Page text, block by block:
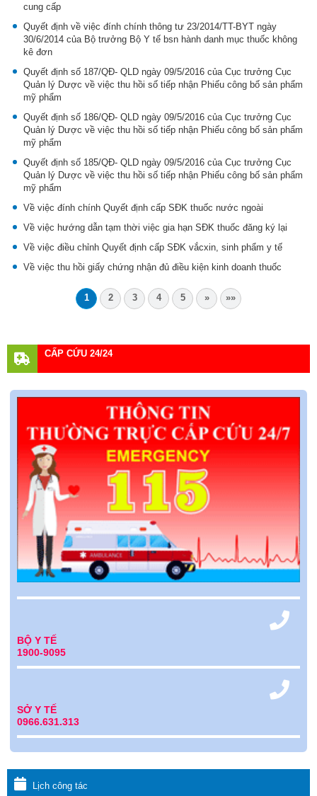
cung cấp
Quyết định về việc đính chính thông tư 23/2014/TT-BYT ngày
30/6/2014 của Bộ trưởng Bộ Y tế bsn hành danh mục thuốc không
kê đơn
Quyết định số 187/QĐ- QLD ngày 09/5/2016 của Cục trưởng Cục
Quản lý Dược về việc thu hồi số tiếp nhận Phiếu công bố sản phẩm
mỹ phẩm
Quyết định số 186/QĐ- QLD ngày 09/5/2016 của Cục trưởng Cục
Quản lý Dược về việc thu hồi số tiếp nhận Phiếu công bố sản phẩm
mỹ phẩm
Quyết định số 185/QĐ- QLD ngày 09/5/2016 của Cục trưởng Cục
Quản lý Dược về việc thu hồi số tiếp nhận Phiếu công bố sản phẩm
mỹ phẩm
Về việc đính chính Quyết định cấp SĐK thuốc nước ngoài
Về việc hướng dẫn tạm thời việc gia hạn SĐK thuốc đăng ký lại
Về việc điều chỉnh Quyết định cấp SĐK vắcxin, sinh phẩm y tế
Về việc thu hồi giấy chứng nhận đủ điều kiện kinh doanh thuốc
1 2 3 4 5 » »»
CẤP CỨU 24/24
BỘ Y TẾ
1900-9095
SỞ Y TẾ
0966.631.313
Lịch công tác